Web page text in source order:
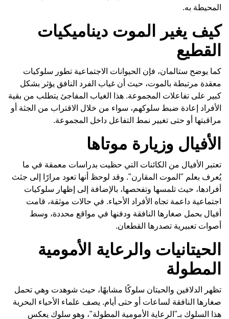
المحيطة به.
كيف يغير الموت ديناميكيات
القطيع
كما يوضح ستالمان، فإن الحيوانات الاجتماعية تطور سلوكيات
معقدة مرتبطة بالموت، حيث أن غياب الفرد النافق يؤثر بشكل
كبير على تفاعلات المجموعة. هذا الغياب المفاجئ يتطلب من بقية
الأفراد إعادة ضبط سلوكهم، سواء من خلال الاقتراب من الجثة أو
مراقبتها أو حتى تغيير نمط التفاعل داخل المجموعة.
الأفيال وزيارة موتاها
تعتبر الأفيال من الكائنات التي حظيت بدراسات معمقة في ما
يُعرف بعلم "الموت المقارن". وقد لوحظ أنها تعود مرارًا إلى جثث
أفرادها، حيث تلمسها وتفحصها، بالإضافة إلى إظهار سلوكيات
اجتماعية داعمة تجاه الأفراد الأحياء. في حالات موثقة، قامت
أفيال بحمل صغارها النافقة ودفنها في مواقع محددة، وسط
أصوات تعبيرية تصدرها القطعان.
الحيتانيات والرعاية الأمومية
المطولة
تظهر الدلافين والحيتان سلوكًا مشابهًا، حيث شوهدت وهي تحمل
صغارها النافقة لساعات أو حتى أيام. يصف علماء الأحياء البحرية
هذا السلوك بـ"الرعاية الأمومية المطولة"، وهو سلوك يعكس